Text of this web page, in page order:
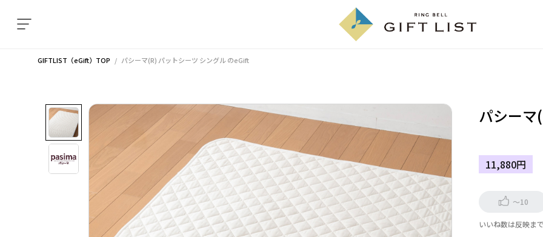
GIFTLIST（eGift）TOP パシーマ(R) パットシーツ シングルのeGift
パシーマ
11,880円
～10
いいね数は反映ま